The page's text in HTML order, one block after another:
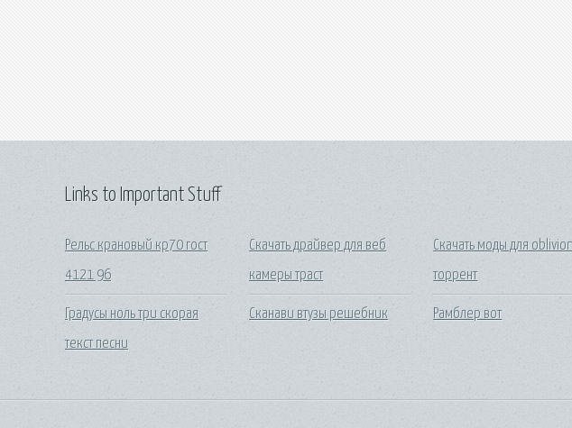
Links to Important Stuff
Рельс крановый кр70 гост
4121 96
Градусы ноль три скорая
текст песни
Скачать драйвер для веб
камеры траст
Сканави втузы решебник
Скачать моды для oblivion
торрент
Рамблер вот